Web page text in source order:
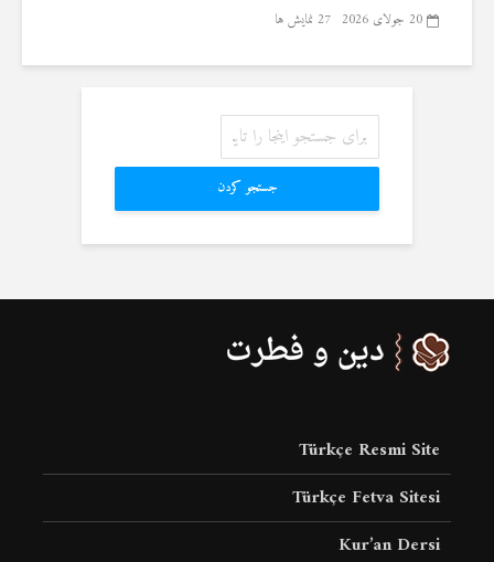
20 جولای 2026 27 نمایش ها
جستجو کردن
Türkçe Resmi Site
Türkçe Fetva Sitesi
Kur’an Dersi